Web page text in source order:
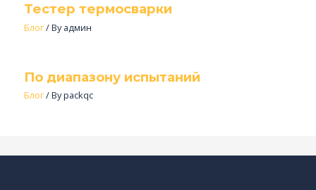
Тестер термосварки
Блог/ Byадмин
По диапазону испытаний
Блог/ Bypackqc